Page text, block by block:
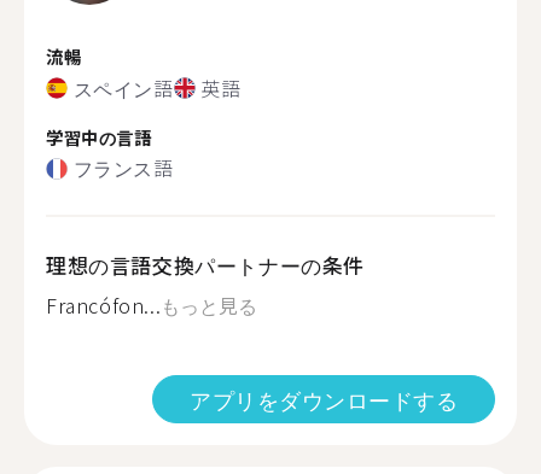
流暢
スペイン語 英語
学習中の言語
フランス語
理想の言語交換パートナーの条件
Francófon...もっと見る
アプリをダウンロードする